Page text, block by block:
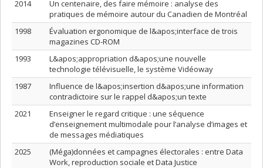
2014
Un centenaire, des faire mémoire : analyse des
pratiques de mémoire autour du Canadien de Montréal
1998
Évaluation ergonomique de l&apos;interface de trois
magazines CD-ROM
1993
L&apos;appropriation d&apos;une nouvelle
technologie télévisuelle, le système Vidéoway
1987
Influence de l&apos;insertion d&apos;une information
contradictoire sur le rappel d&apos;un texte
2021
Enseigner le regard critique : une séquence
d’enseignement multimodale pour l’analyse d’images et
de messages médiatiques
2025
(Méga)données et campagnes électorales : entre Data
Work, reproduction sociale et Data Justice